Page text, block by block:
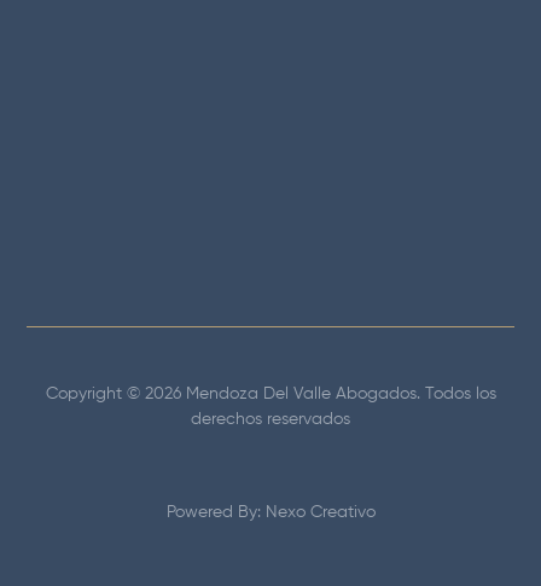
Copyright © 2026 Mendoza Del Valle Abogados. Todos los
derechos reservados
Powered By: Nexo Creativo